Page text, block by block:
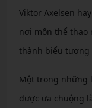
Viktor Axelsen
nơi môn thể thao
thành biểu tượng
Một trong những
được ưa chuộng